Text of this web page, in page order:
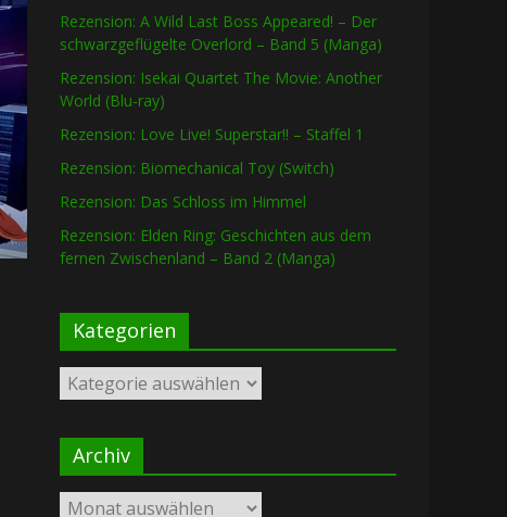
Rezension: A Wild Last Boss Appeared! – Der
schwarzgeflügelte Overlord – Band 5 (Manga)
Rezension: Isekai Quartet The Movie: Another
World (Blu-ray)
Rezension: Love Live! Superstar!! – Staffel 1
Rezension: Biomechanical Toy (Switch)
Rezension: Das Schloss im Himmel
Rezension: Elden Ring: Geschichten aus dem
fernen Zwischenland – Band 2 (Manga)
Kategorien
Kategorien
Archiv
Archiv